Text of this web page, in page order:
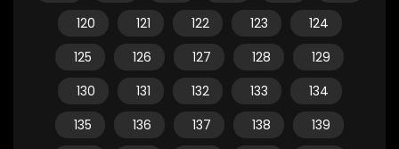
120
121 122 123
124
125
126 127 128
129
130
131 132 133
134
135
136 137 138
139